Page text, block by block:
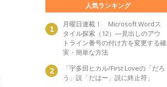
人気ランキング
月曜日連載！ Microsoft Wordス
タイル探索（12）―見出しのアウ
トライン番号の付け方を変更する確
実・簡単な方法
「宇多田ヒカル/First Loveの「だろ
う」説「だはー」説に終止符」